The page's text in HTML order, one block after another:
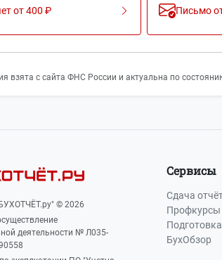
от 400 ₽ Письмо
взята с сайта ФНС России и актуальна по
© 2026
деятельности № Л035-
Сервисы
Сдача
Профкурсы
БухОбзор